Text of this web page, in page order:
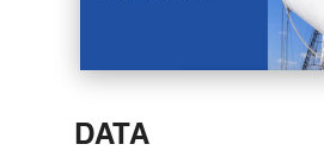
DATA